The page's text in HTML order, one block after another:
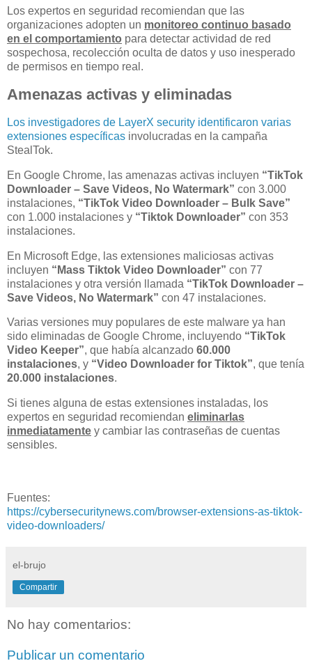
Los expertos en seguridad recomiendan que las
organizaciones adopten un monitoreo continuo basado
en el comportamiento para detectar actividad de red
sospechosa, recolección oculta de datos y uso inesperado
de permisos en tiempo real.
Amenazas activas y eliminadas
Los investigadores de LayerX security identificaron varias
extensiones específicas involucradas en la campaña
StealTok.
En Google Chrome, las amenazas activas incluyen “TikTok
Downloader – Save Videos, No Watermark” con 3.000
instalaciones, “TikTok Video Downloader – Bulk Save”
con 1.000 instalaciones y “Tiktok Downloader” con 353
instalaciones.
En Microsoft Edge, las extensiones maliciosas activas
incluyen “Mass Tiktok Video Downloader” con 77
instalaciones y otra versión llamada “TikTok Downloader –
Save Videos, No Watermark” con 47 instalaciones.
Varias versiones muy populares de este malware ya han
sido eliminadas de Google Chrome, incluyendo “TikTok
Video Keeper”, que había alcanzado 60.000
instalaciones, y “Video Downloader for Tiktok”, que tenía
20.000 instalaciones.
Si tienes alguna de estas extensiones instaladas, los
expertos en seguridad recomiendan eliminarlas
inmediatamente y cambiar las contraseñas de cuentas
sensibles.
Fuentes:
https://cybersecuritynews.com/browser-extensions-as-tiktok-
video-downloaders/
el-brujo
Compartir
No hay comentarios:
Publicar un comentario